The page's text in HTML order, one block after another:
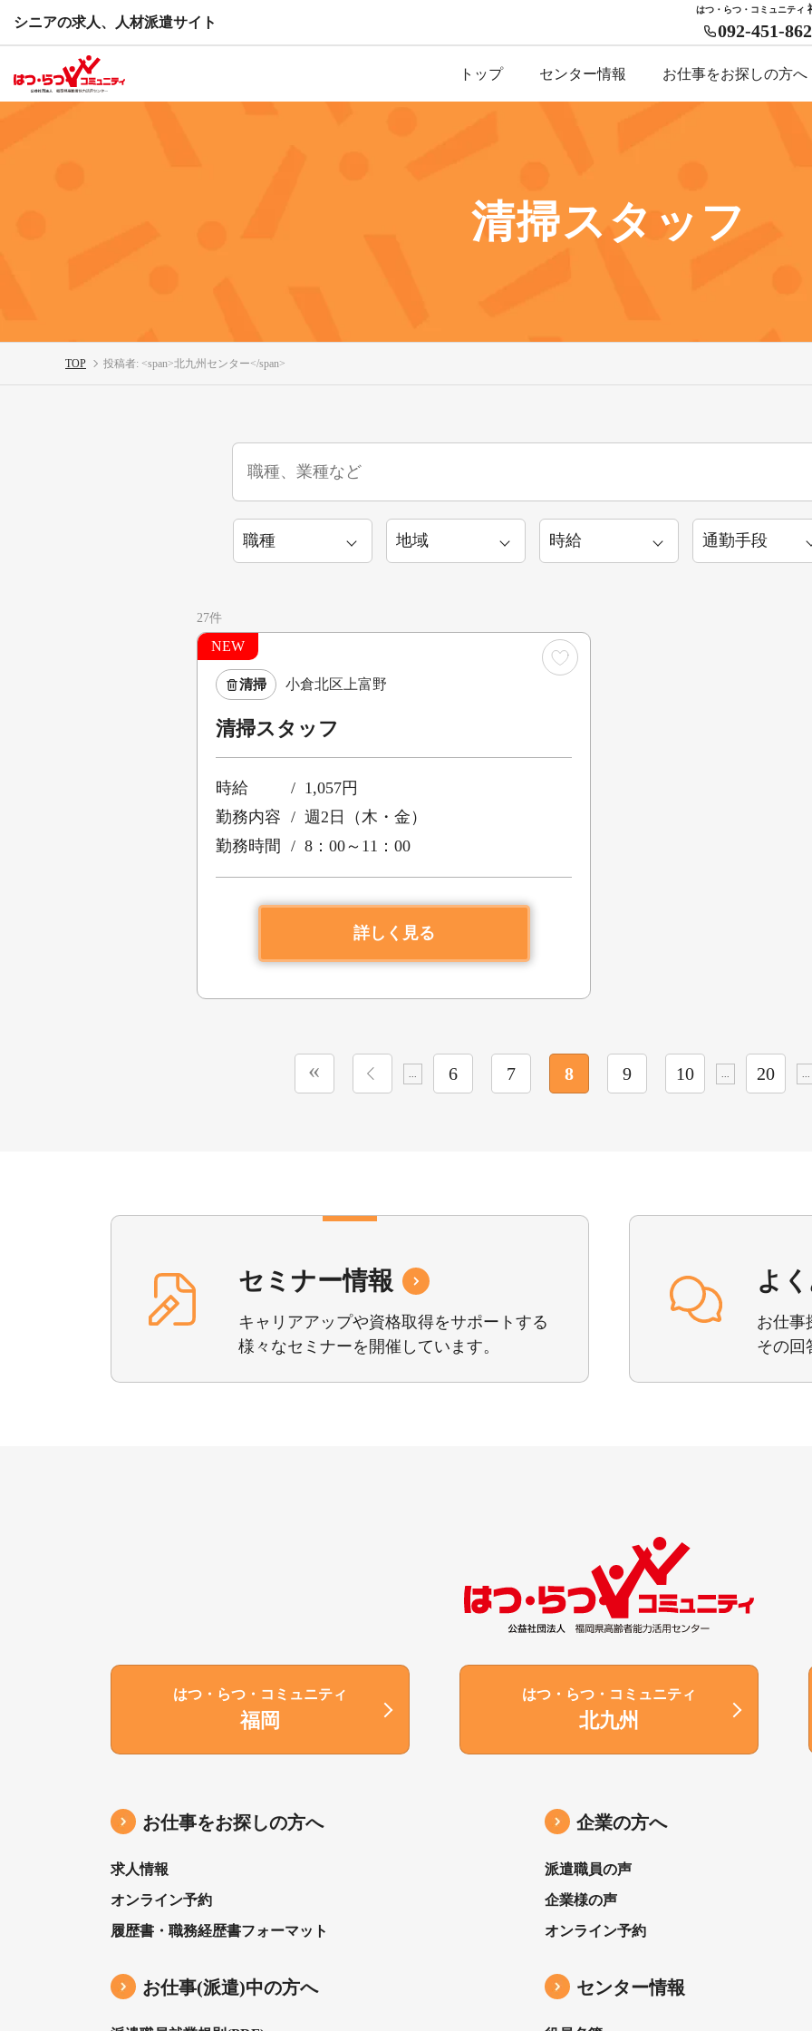
シニアの求人、人材派遣サイト
トップ センター情報 お仕事をお探しの方へ
はつ・らつ・コミュニティ
092-451-
清掃スタッフ
TOP 投稿者: <span>北九州センター</span>
27件
NEW
清掃 小倉北区上富野
清掃スタッフ
時給
1,057円
勤務内容
週2日（木・金）
勤務時間
8：00～11：00
詳しく見る
« 6 7 8 9 10 20
セミナー情報
キャリアアップや資格取得をサポートする
様々なセミナーを開催しています。
よ
お仕事
その回
はつ・らつ・コミュニティ
福岡
はつ・らつ・コミュニティ
北九州
お仕事をお探しの方へ
求人情報
オンライン予約
履歴書・職務経歴書フォーマット
お仕事(派遣)中の⽅へ
企業の方へ
派遣職員の声
企業様の声
オンライン予約
センター情報